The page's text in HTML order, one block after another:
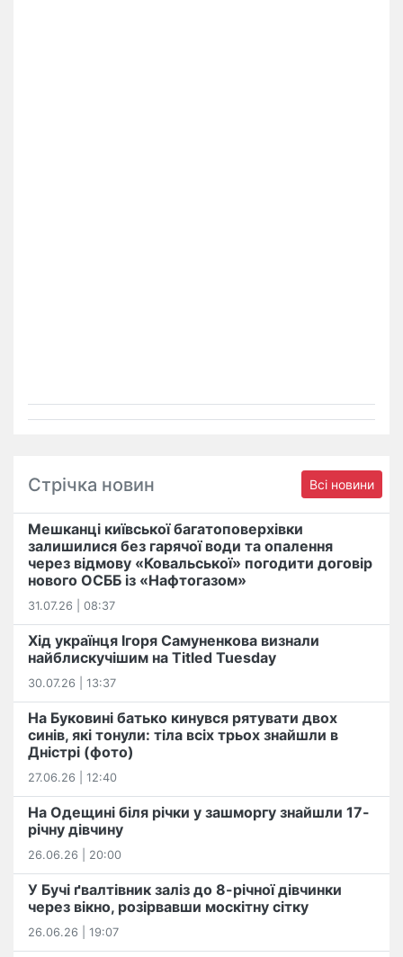
Стрічка новин Всі новини
Мешканці київської багатоповерхівки
залишилися без гарячої води та опалення
через відмову «Ковальської» погодити договір
нового ОСББ із «Нафтогазом»
31.07.26 | 08:37
Хід українця Ігоря Самуненкова визнали
найблискучішим на Titled Tuesday
30.07.26 | 13:37
На Буковині батько кинувся рятувати двох
синів, які тонули: тіла всіх трьох знайшли в
Дністрі (фото)
27.06.26 | 12:40
На Одещині біля річки у зашморгу знайшли 17-
річну дівчину
26.06.26 | 20:00
У Бучі ґвалтівник заліз до 8-річної дівчинки
через вікно, розірвавши москітну сітку
26.06.26 | 19:07